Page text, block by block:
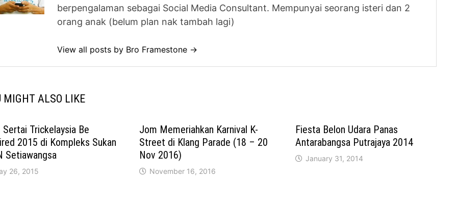
berpengalaman sebagai Social Media Consultant. Mempunyai seorang isteri dan 2
orang anak (belum plan nak tambah lagi)
View all posts by Bro Framestone →
MIGHT ALSO LIKE
Sertai Trickelaysia Be
2015 di Kompleks Sukan
Setiawangsa
26, 2015
Jom Memeriahkan Karnival K-
Street di Klang Parade (18 – 20
Nov 2016)
November 16, 2016
Fiesta Belon Udara Panas
Antarabangsa Putrajaya 2014
January 31, 2014